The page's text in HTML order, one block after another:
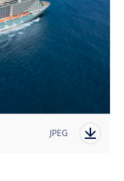
JPEG